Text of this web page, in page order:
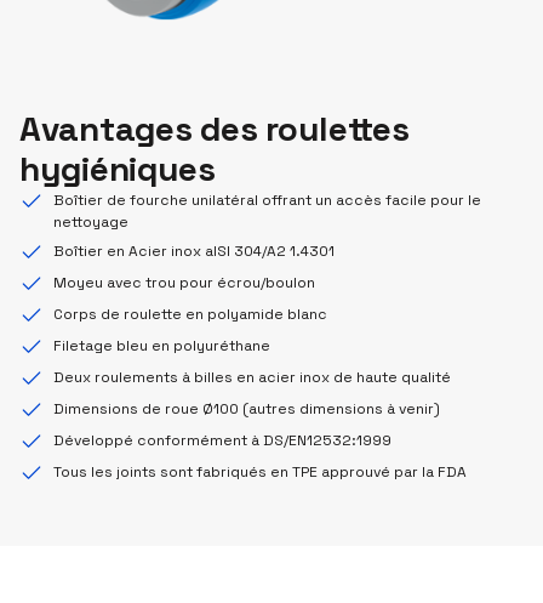
Avantages des roulettes
hygiéniques
Boîtier de fourche unilatéral offrant un accès facile pour le
nettoyage
Boîtier en Acier inox aISI 304/A2 1.4301
Moyeu avec trou pour écrou/boulon
Corps de roulette en polyamide blanc
Filetage bleu en polyuréthane
Deux roulements à billes en acier inox de haute qualité
Dimensions de roue Ø100 (autres dimensions à venir)
Développé conformément à DS/EN12532:1999
Tous les joints sont fabriqués en TPE approuvé par la FDA